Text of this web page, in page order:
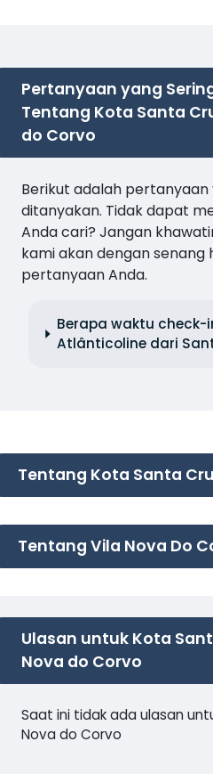
Pertanyaan yang
Tentang Kota Santa
do Corvo
Berikut adalah
ditanyakan. Tidak dapat
Anda cari? Jangan
kami akan dengan
pertanyaan Anda.
Berapa waktu check-
Atlânticoline dari
Tentang Kota Santa
Tentang Vila Nova Do
Ulasan untuk Kota
Nova do Corvo
Saat ini tidak ada ulasan
Nova do Corvo